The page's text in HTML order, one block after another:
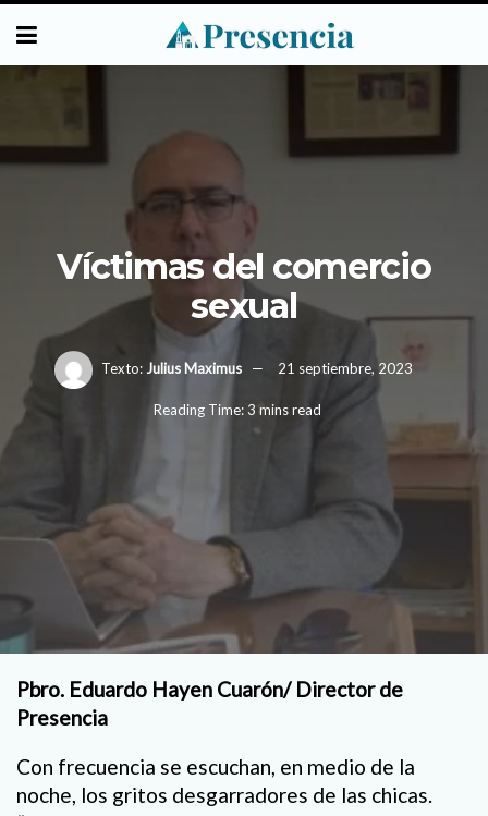
Víctimas del comercio
sexual
Texto: Julius Maximus 21 septiembre, 2023
Reading Time: 3 mins read
Pbro. Eduardo Hayen Cuarón/ Director de
Presencia
Con frecuencia se escuchan, en medio de la
noche, los gritos desgarradores de las chicas.